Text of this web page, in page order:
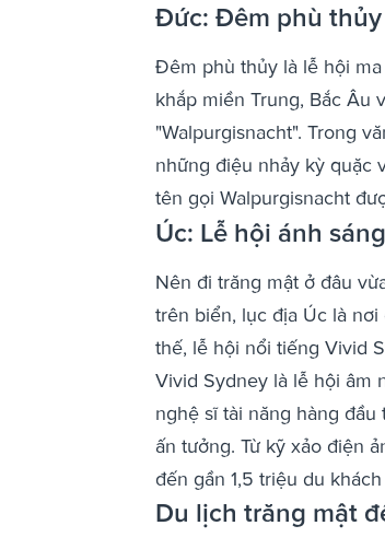
Đức: Đêm phù
Đêm phù thủy là lễ hội
khắp miền Trung, Bắc Âu
"Walpurgisnacht". Trong
những điệu nhảy kỳ quặc
tên gọi Walpurgisnacht
Úc: Lễ hội ánh
Nên đi trăng mật ở đâu
trên biển, lục địa Úc là
thế, lễ hội nổi tiếng Vivid
Vivid Sydney là lễ hội âm
nghệ sĩ tài năng hàng
ấn tưởng. Từ kỹ xảo điện
đến gần 1,5 triệu du
Du lịch trăng mật